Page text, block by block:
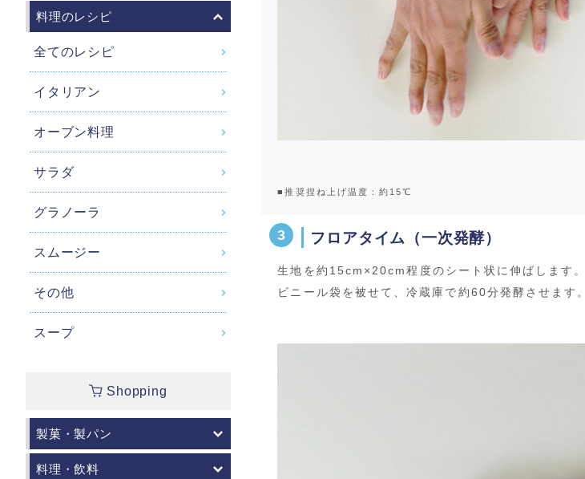
■推奨捏ね上げ温度：約15℃
フロアタイム（一次発酵）
生地を約15cm×20cm程度のシート状に伸ばします。
ビニール袋を被せて、冷蔵庫で約60分発酵させます。
料理のレシピ
全てのレシピ
イタリアン
オーブン料理
サラダ
グラノーラ
スムージー
その他
スープ
Shopping
製菓・製パン
料理・飲料